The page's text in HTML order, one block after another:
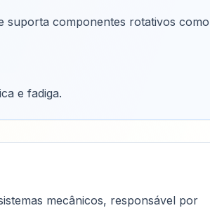
suporta componentes rotativos como
e fadiga.
mecânicos, responsável por